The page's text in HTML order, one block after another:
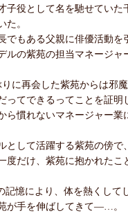
子役として名を馳せていた
た。
でもある父親に俳優活動を
ルの紫苑の担当マネージャ
に再会した紫苑からは邪魔
ってできるってことを証明
ら慣れないマネージャー業
として活躍する紫苑の傍で
だけ、紫苑に抱かれたこ
記憶により、体を熱くして
が手を伸ばしてきて―…。